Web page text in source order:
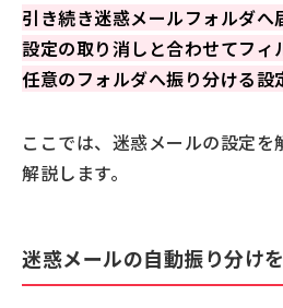
引き続き迷惑メールフォルダへ
設定の取り消しと合わせてフィ
任意のフォルダへ振り分ける設
ここでは、迷惑メールの設定
解説します。
迷惑メールの自動振り分け